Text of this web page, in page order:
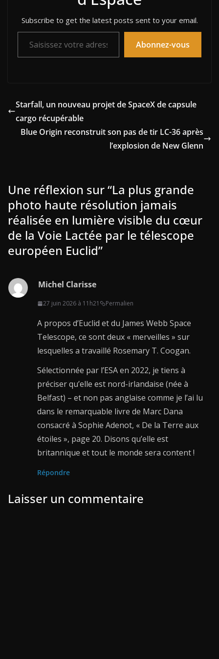
Subscribe to get the latest posts sent to your email.
Saisissez votre adresse e-mail…
Abonnez-vous
Starfall, un nouveau projet de SpaceX de capsule
cargo récupérable
Blue Origin reconstruit son pas de tir LC-36 après
l’explosion de New Glenn
Une réflexion sur “La plus grande
photo haute résolution jamais
réalisée en lumière visible du cœur
de la Voie Lactée par le télescope
européen Euclid”
Michel Clarisse
27 juin 2026 à 11h21 Permalien
A propos d’Euclid et du James Webb Space
Telescope, ce sont deux « merveilles » sur
lesquelles a travaillé Rosemary T. Coogan.
Sélectionnée par l’ESA en 2022, je tiens à
préciser qu’elle est nord-irlandaise (née à
Belfast) – et non pas anglaise comme je l’ai lu
dans le remarquable livre de Marc Dana
consacré à Sophie Adenot, « De la Terre aux
étoiles », page 20. Disons qu’elle est
britannique et tout le monde sera content !
Répondre
Laisser un commentaire